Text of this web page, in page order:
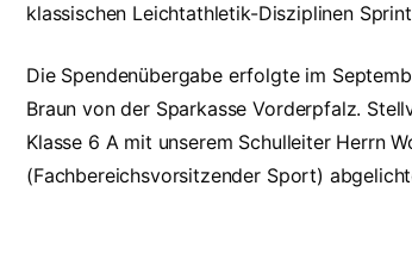
klassischen Leichtathletik-Disziplinen
Die Spendenübergabe erfolgte im
Braun von der Sparkasse Vorderpfalz.
Klasse 6 A mit unserem Schulleiter Herrn
(Fachbereichsvorsitzender Sport)